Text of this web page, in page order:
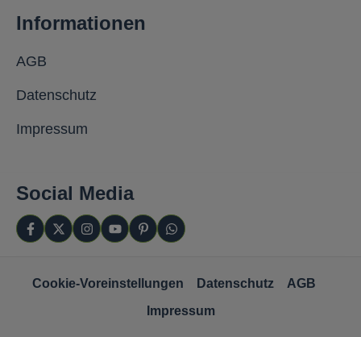
Informationen
AGB
Datenschutz
Impressum
Social Media
Cookie-Voreinstellungen Datenschutz
AGB
Impressum